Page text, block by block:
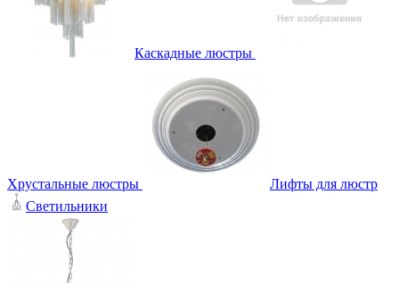
Каскадные люстры
Хрустальные люстры
Лифты для люстр
Светильники